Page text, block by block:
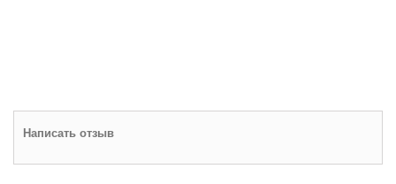
Написать отзыв